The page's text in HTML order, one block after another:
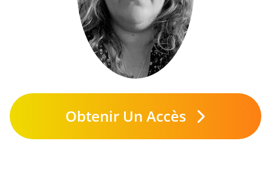
Obtenir Un Accès